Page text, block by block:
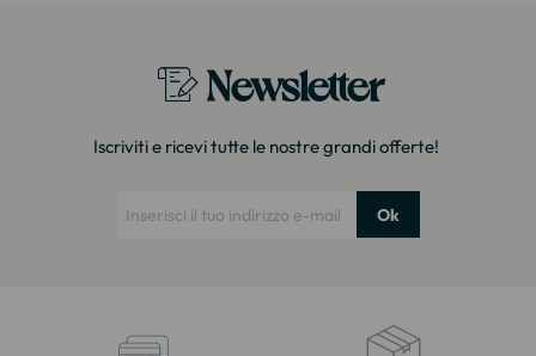
Newsletter
Iscriviti e ricevi tutte le nostre grandi offerte!
Ok